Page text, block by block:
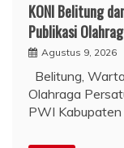
KONI Belitung
Publikasi
Agustus 9, 2026
Belitung,
Olahraga
PWI